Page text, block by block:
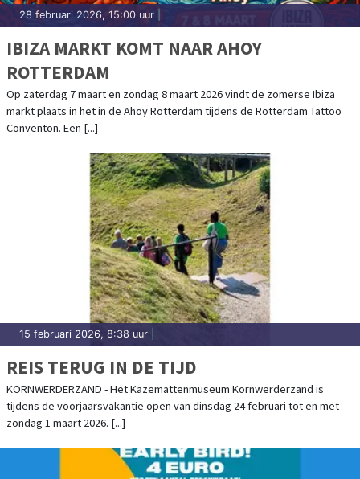
28 februari 2026, 15:00 uur
IBIZA MARKT KOMT NAAR AHOY
ROTTERDAM
Op zaterdag 7 maart en zondag 8 maart 2026 vindt de zomerse Ibiza
markt plaats in het in de Ahoy Rotterdam tijdens de Rotterdam Tattoo
Conventon. Een [...]
15 februari 2026, 8:38 uur
REIS TERUG IN DE TIJD
KORNWERDERZAND - Het Kazemattenmuseum Kornwerderzand is
tijdens de voorjaarsvakantie open van dinsdag 24 februari tot en met
zondag 1 maart 2026. [...]